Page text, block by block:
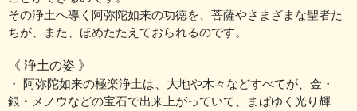
その浄土へ導く阿弥陀如来の功徳を、菩薩やさまざまな聖者た
ちが、また、ほめたたえておられるのです。
《 浄土の姿 》
・ 阿弥陀如来の極楽浄土は、大地や木々などすべてが、金・
銀・メノウなどの宝石で出来上がっていて、まばゆく光り輝